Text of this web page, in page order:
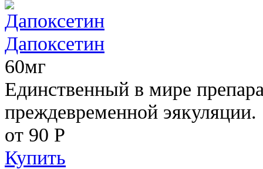
Дапоксетин
60мг
Единственный в мире
преждевременной эякуляции.
от 90 Р
Купить